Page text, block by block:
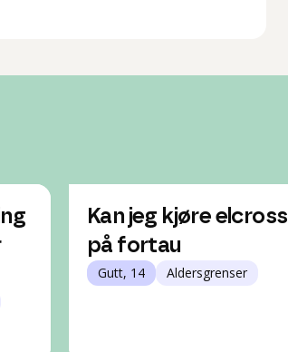
Kan jeg kjøre elcross
på fortau
Gutt, 14 Aldersgrenser